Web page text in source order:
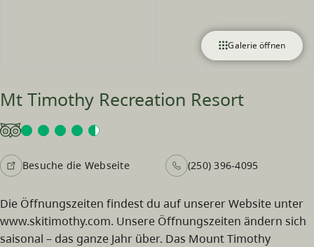
Galerie öffnen
Mt Timothy Recreation Resort
Besuche die Webseite (250) 396-4095
Die Öffnungszeiten findest du auf unserer Website unter
www.skitimothy.com. Unsere Öffnungszeiten ändern sich
saisonal – das ganze Jahr über. Das Mount Timothy